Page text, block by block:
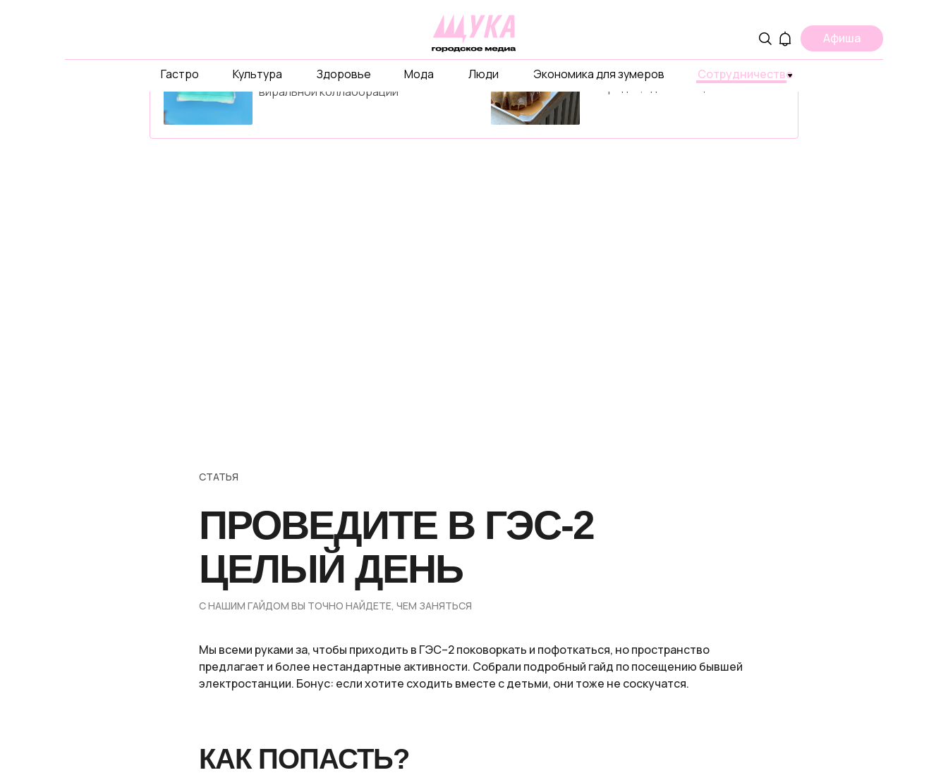
Афиша
Сотрудничество
Экономика для зумеров
Люди
Мода
Здоровье
Культура
Гастро
Давайте объединимся ради
виральной коллаборации
Расскажите о вашем проекте,
бизнесе или продукте в странах
и городах, где есть ЩУКА
проекты
СТАТЬЯ
ПРОВЕДИТЕ В ГЭС-2
ЦЕЛЫЙ ДЕНЬ
Мы всеми руками за, чтобы приходить в ГЭС–2 поковоркать и пофоткаться, но пространство
предлагает и более нестандартные активности. Собрали подробный гайд по посещению бывшей
электростанции. Бонус: если хотите сходить вместе с детьми, они тоже не соскучатся.
С НАШИМ ГАЙДОМ ВЫ ТОЧНО НАЙДЕТЕ, ЧЕМ ЗАНЯТЬСЯ
КАК ПОПАСТЬ?